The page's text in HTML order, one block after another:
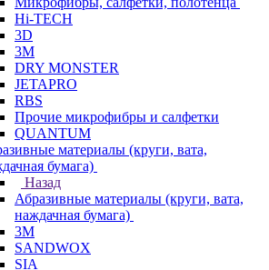
Hi-TECH
3D
3М
DRY MONSTER
JETAPRO
RBS
Прочие микрофибры и салфетки
QUANTUM
материалы (круги, вата,
бумага)
Назад
Абразивные материалы (круги, вата,
наждачная бумага)
3М
SANDWOX
SIA